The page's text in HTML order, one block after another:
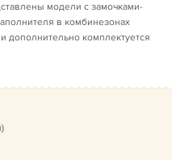
модели с замочками-
в комбинезонах
дополнительно комплектуется